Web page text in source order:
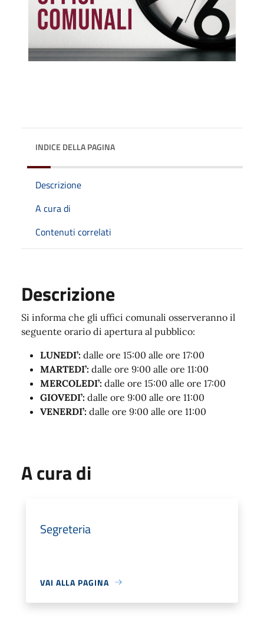
INDICE DELLA PAGINA
Descrizione
A cura di
Contenuti correlati
Descrizione
Si informa che gli uffici comunali osserveranno il
seguente orario di apertura al pubblico:
LUNEDI’: dalle ore 15:00 alle ore 17:00
MARTEDI’: dalle ore 9:00 alle ore 11:00
MERCOLEDI’: dalle ore 15:00 alle ore 17:00
GIOVEDI’: dalle ore 9:00 alle ore 11:00
VENERDI’: dalle ore 9:00 alle ore 11:00
A cura di
Segreteria
VAI ALLA PAGINA